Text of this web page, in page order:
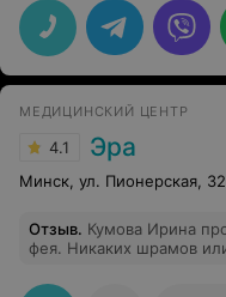
оставил
данного специалиста.
МЕДИЦИНСКИЙ ЦЕНТР
4.1 Эра
Минск, ул. Пионерская, 32
Отзыв. Кумова Ирина
фея. Никаких шрамов
и результат! Волшебница.